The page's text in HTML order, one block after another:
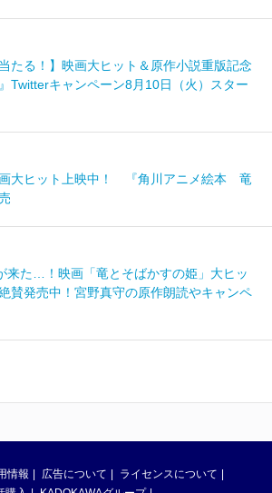
たる！】映画大ヒット＆原作小説重版記念
Twitterキャンペーン8月10日（火）スター
大ヒット上映中！ 『角川アニメ絵本 竜
来た…！映画「竜とそばかすの姫」大ヒッ
賛発売中！宮野真守の原作朗読やキャンペ
情報 広告について
ライセンスについて